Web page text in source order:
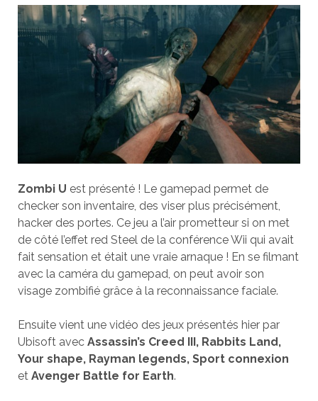
Zombi U est présenté ! Le gamepad permet de
checker son inventaire, des viser plus précisément,
hacker des portes. Ce jeu a l’air prometteur si on met
de côté l’effet red Steel de la conférence Wii qui avait
fait sensation et était une vraie arnaque ! En se filmant
avec la caméra du gamepad, on peut avoir son
visage zombifié grâce à la reconnaissance faciale.
Ensuite vient une vidéo des jeux présentés hier par
Ubisoft avec Assassin’s Creed III, Rabbits Land,
Your shape, Rayman legends, Sport connexion
etAvenger Battle for Earth.